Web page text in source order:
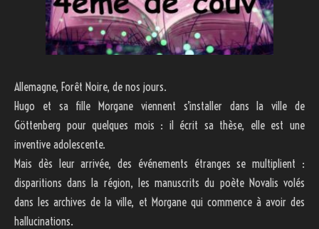
Allemagne, Forêt Noire, de nos jours.
Hugo et sa fille Morgane viennent s’installer dans la ville de
Göttenberg pour quelques mois : il écrit sa thèse, elle est une
inventive adolescente.
Mais dès leur arrivée, des événements étranges se multiplient :
disparitions dans la région, les manuscrits du poète Novalis volés
dans les archives de la ville, et Morgane qui commence à avoir des
hallucinations.